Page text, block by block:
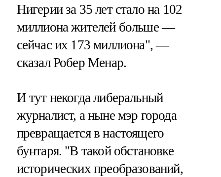
Нигерии за 35 лет стало на 102
миллиона жителей больше —
сейчас их 173 миллиона", —
сказал Робер Менар.
И тут некогда либеральный
журналист, а ныне мэр города
превращается в настоящего
бунтаря. "В такой обстановке
исторических преобразований,